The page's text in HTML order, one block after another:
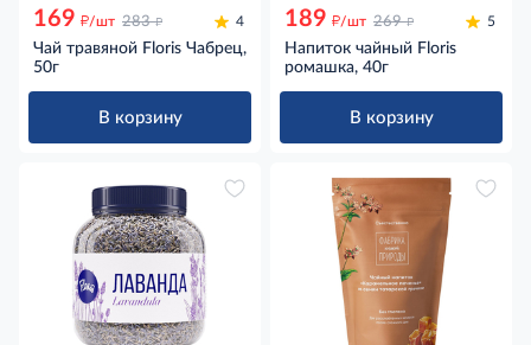
169 д/шт 283 д 4
Чай травяной Floris Чабрец,
50г
В корзину
189 д/шт 269 д 5
Напиток чайный Floris
ромашка, 40г
В корзину